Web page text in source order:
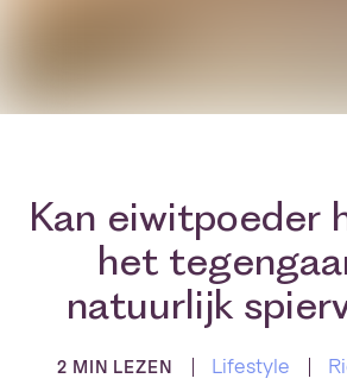
Kan eiwitpoeder
het
natuurlijk
2 MIN LEZEN Lifestyle